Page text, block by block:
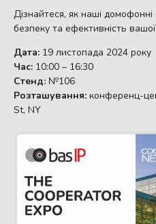
Дізнайтеся, як наші
безпеку та ефективність вашої
Дата: 19 листопада 2024 року
Час: 10:00 – 16:30
Стенд: №106
Розташування: конференц-
St, NY